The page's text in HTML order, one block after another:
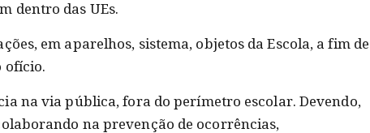
dentro das UEs.
em aparelhos, sistema, objetos da Escola, a fim de
ofício.
na via pública, fora do perímetro escolar. Devendo,
na prevenção de ocorrências,